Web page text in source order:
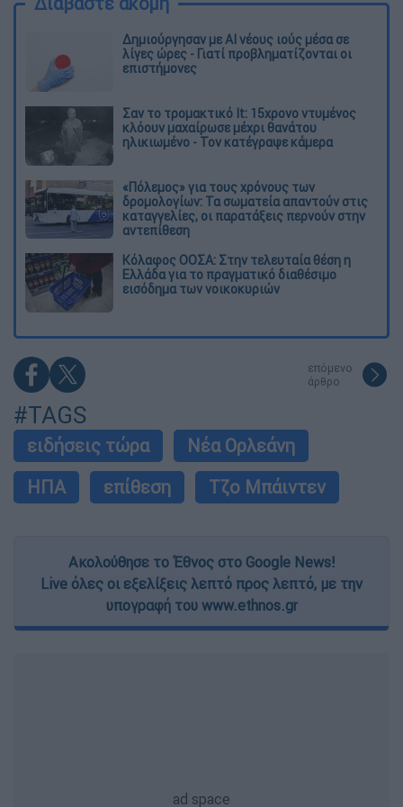
Δημιούργησαν με AI νέους ιούς μέσα σε
λίγες ώρες - Γιατί προβληματίζονται οι
επιστήμονες
Σαν το τρομακτικό It: 15χρονο ντυμένος
κλόουν μαχαίρωσε μέχρι θανάτου
ηλικιωμένο - Τον κατέγραψε κάμερα
«Πόλεμος» για τους χρόνους των
δρομολογίων: Τα σωματεία απαντούν στις
καταγγελίες, οι παρατάξεις περνούν στην
αντεπίθεση
Κόλαφος ΟΟΣΑ: Στην τελευταία θέση η
Ελλάδα για το πραγματικό διαθέσιμο
εισόδημα των νοικοκυριών
επόμενο
άρθρο
#TAGS
ειδήσεις τώρα
Νέα Ορλεάνη
ΗΠΑ
επίθεση Τζο Μπάιντεν
Ακολούθησε το Έθνος στο Google News!
Live όλες οι εξελίξεις λεπτό προς λεπτό, με την
υπογραφή του www.ethnos.gr